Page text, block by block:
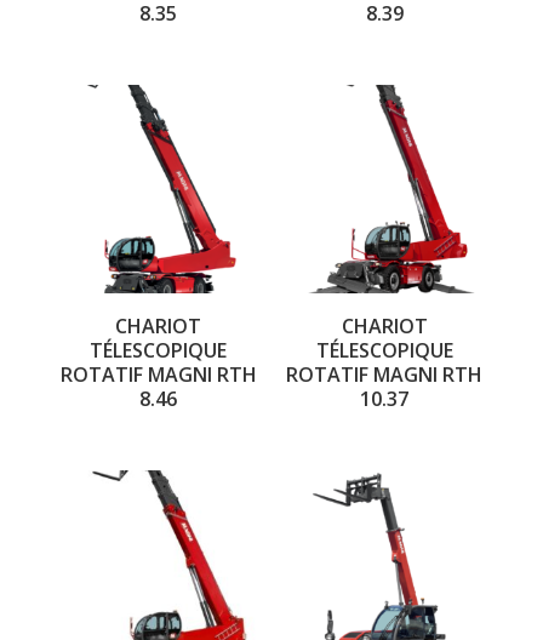
8.35
8.39
CHARIOT
TÉLESCOPIQUE
ROTATIF MAGNI RTH
8.46
CHARIOT
TÉLESCOPIQUE
ROTATIF MAGNI RTH
10.37